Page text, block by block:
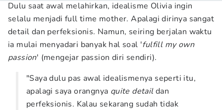
Dulu saat awal melahirkan, idealisme Olivia ingin
selalu menjadi full time mother. Apalagi dirinya sangat
detail dan perfeksionis. Namun, seiring berjalan waktu
ia mulai menyadari banyak hal soal 'fulfill my own
passion' (mengejar passion diri sendiri).
"Saya dulu pas awal idealismenya seperti itu,
apalagi saya orangnya quite detaildan
perfeksionis. Kalau sekarang sudah tidak